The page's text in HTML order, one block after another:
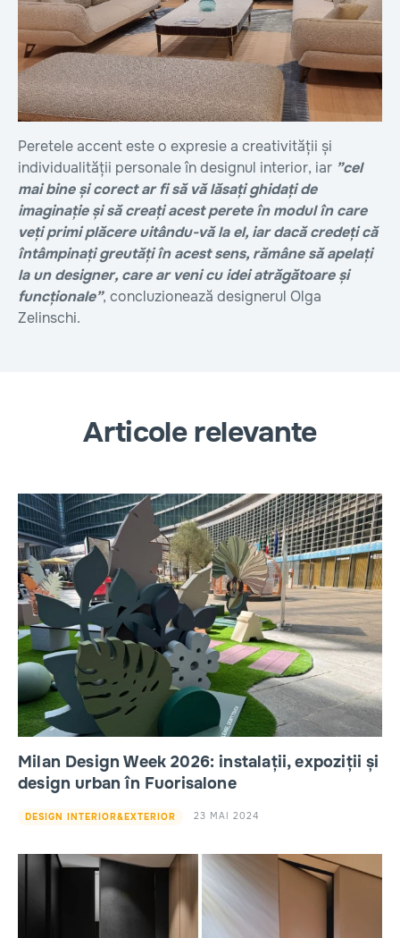
Peretele accent este o expresie a creativității și
individualității personale în designul interior, iar ”cel
mai bine și corect ar fi să vă lăsați ghidați de
imaginație și să creați acest perete în modul în care
veți primi plăcere uitându-vă la el, iar dacă credeți că
întâmpinați greutăți în acest sens, rămâne să apelați
la un designer, care ar veni cu idei atrăgătoare și
funcționale”, concluzionează designerul Olga
Zelinschi.
Articole relevante
Milan Design Week 2026: instalații, expoziții și
design urban în Fuorisalone
DESIGN INTERIOR&EXTERIOR 23 MAI 2024